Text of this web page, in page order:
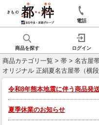
電話
商品を探す ログイン
商品カテゴリ一覧 > 帯 > 名古屋
オリジナル 正絹夏名古屋帯（横
令和8年熊本地震に伴う商品発
夏季休業のお知らせ